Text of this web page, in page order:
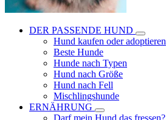
DER PASSENDE HUND
Hund kaufen oder adoptieren
Beste Hunde
Hunde nach Typen
Hund nach Größe
Hund nach Fell
Mischlingshunde
ERNÄHRUNG
Darf mein Hund das fressen?